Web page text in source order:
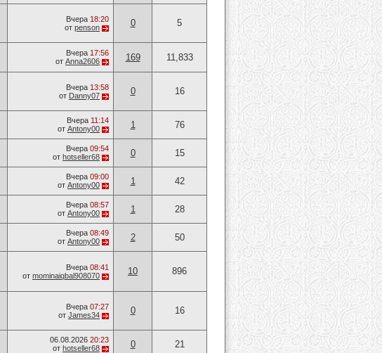
Вчера 18:20
от penson 0 5
Вчера 17:56
от Anna2606 169 11,833
Вчера 13:58
от Danny07 0 16
Вчера 11:14
от Antony00 1 76
Вчера 09:54
от hotseller68 0 15
Вчера 09:00
от Antony00 1 42
Вчера 08:57
от Antony00 1 28
Вчера 08:49
от Antony00 2 50
Вчера 08:41
от mominaiqbal908070 10 896
Вчера 07:27
от James34 0 16
06.08.2026 20:23
от hotseller68 0 21